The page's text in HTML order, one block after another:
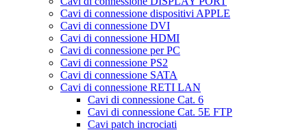
Cavi di connessione dispositivi APPLE
Cavi di connessione DVI
Cavi di connessione HDMI
Cavi di connessione per PC
Cavi di connessione PS2
Cavi di connessione SATA
Cavi di connessione RETI LAN
Cavi di connessione Cat. 6
Cavi di connessione Cat. 5E FTP
Cavi patch incrociati